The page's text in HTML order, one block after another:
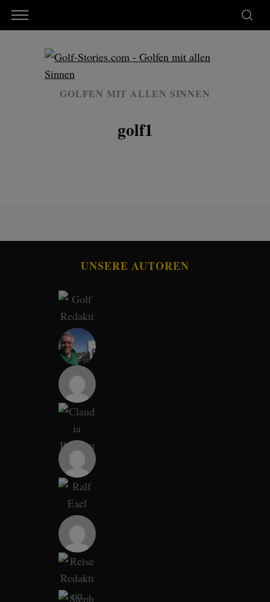
GOLFEN MIT ALLEN SINNEN
golf1
UNSERE AUTOREN